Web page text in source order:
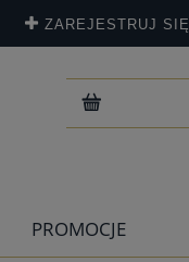
ZAREJESTRUJ SIĘ
PROMOCJE